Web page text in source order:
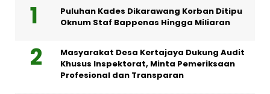
Puluhan Kades Dikarawang Korban Ditipu
Oknum Staf Bappenas Hingga Miliaran
Masyarakat Desa Kertajaya Dukung Audit
Khusus Inspektorat, Minta Pemeriksaan
Profesional dan Transparan